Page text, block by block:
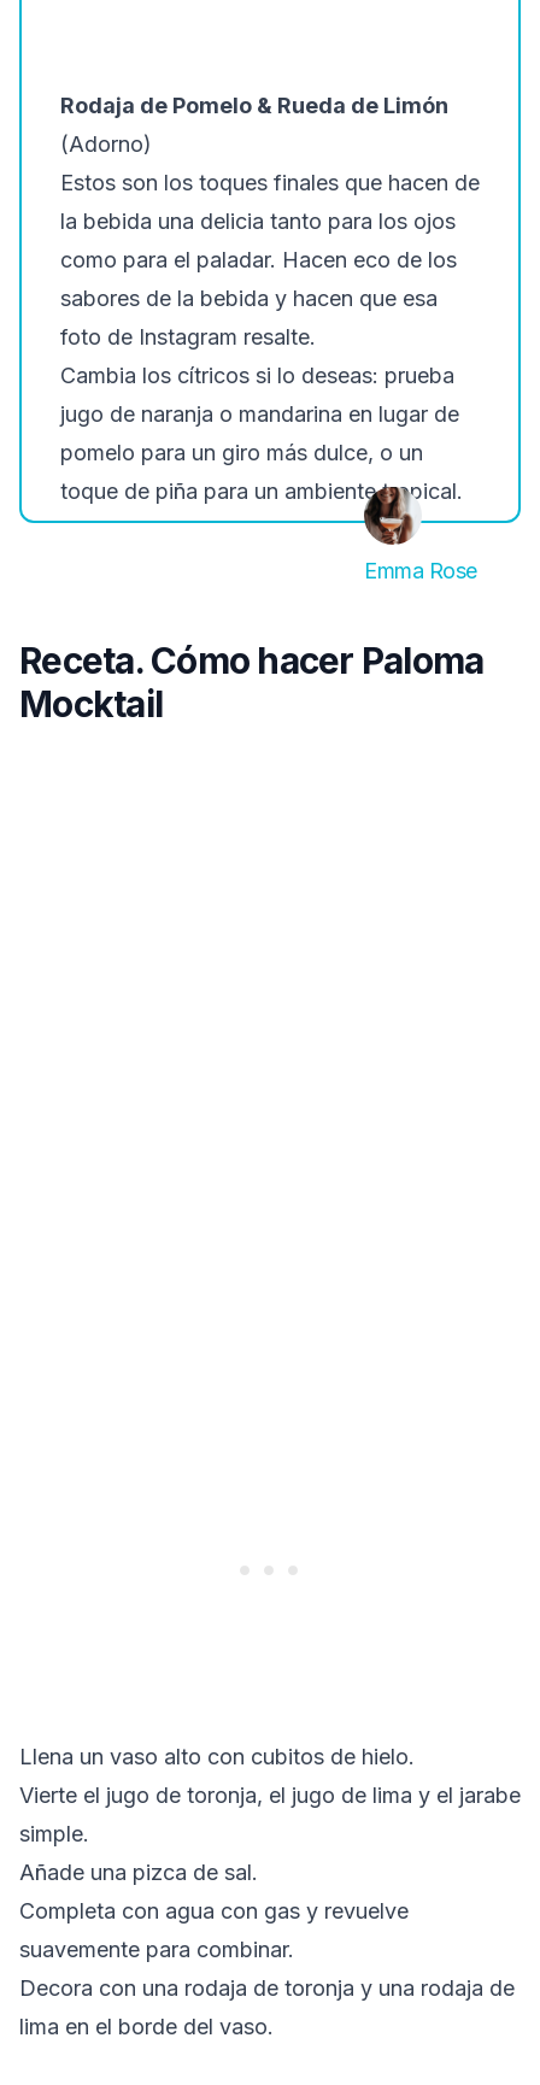
Rodaja de Pomelo & Rueda de Limón
(Adorno)
Estos son los toques finales que hacen de
la bebida una delicia tanto para los ojos
como para el paladar. Hacen eco de los
sabores de la bebida y hacen que esa
foto de Instagram resalte.
Cambia los cítricos si lo deseas: prueba
jugo de naranja o mandarina en lugar de
pomelo para un giro más dulce, o un
toque de piña para un ambiente tropical.
Emma Rose
Receta. Cómo hacer Paloma
Mocktail
Llena un vaso alto con cubitos de hielo.
Vierte el jugo de toronja, el jugo de lima y el jarabe
simple.
Añade una pizca de sal.
Completa con agua con gas y revuelve
suavemente para combinar.
Decora con una rodaja de toronja y una rodaja de
lima en el borde del vaso.